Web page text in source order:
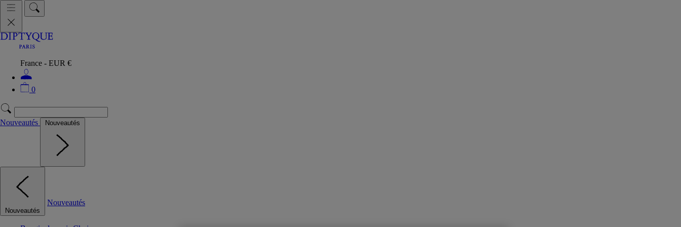
France - EUR €
0
Nouveautés Nouveautés
Nouveautés
Nouveautés